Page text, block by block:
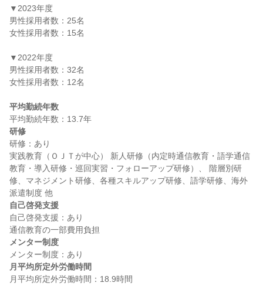
▼2023年度
男性採用者数：25名
女性採用者数：15名
▼2022年度
男性採用者数：32名
女性採用者数：12名
平均勤続年数
研修
研修：あり
実践教育（ＯＪＴが中心） 新人研修（内定時通信教育・語学通信
教育・導入研修・巡回実習・フォローアップ研修）、 階層別研
修、マネジメント研修、各種スキルアップ研修、語学研修、海外
自己啓発支援
自己啓発支援：あり
メンター制度
月平均所定外労働時間